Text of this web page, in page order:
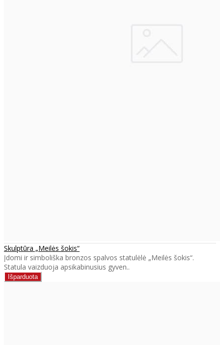
Skulptūra „Meilės šokis“
Įdomi ir simboliška bronzos spalvos statulėlė „Meilės šokis“.
Statula vaizduoja apsikabinusius gyven..